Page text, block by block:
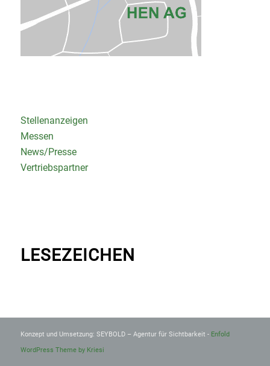
Stellenanzeigen
Messen
News/Presse
Vertriebspartner
LESEZEICHEN
Konzept und Umsetzung: SEYBOLD – Agentur für Sichtbarkeit - Enfold
WordPress Theme by Kriesi